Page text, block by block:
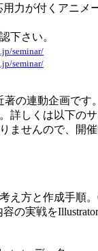
用力が付くアニメ
下さい。
seminar/
seminar/
著の連動企画です
詳しくは以下の
ませんので、開
え方と作成手順
の実戦を